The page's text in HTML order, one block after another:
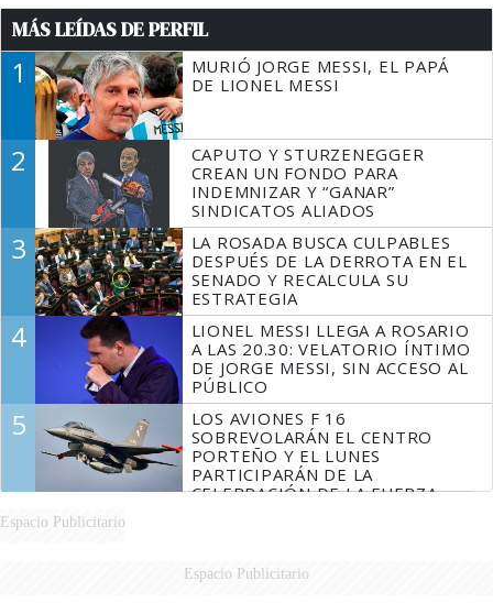
MÁS LEÍDAS DE PERFIL
1
MURIÓ JORGE MESSI, EL PAPÁ
DE LIONEL MESSI
2
CAPUTO Y STURZENEGGER
CREAN UN FONDO PARA
INDEMNIZAR Y “GANAR”
SINDICATOS ALIADOS
3
LA ROSADA BUSCA CULPABLES
DESPUÉS DE LA DERROTA EN EL
SENADO Y RECALCULA SU
ESTRATEGIA
4
LIONEL MESSI LLEGA A ROSARIO
A LAS 20.30: VELATORIO ÍNTIMO
DE JORGE MESSI, SIN ACCESO AL
PÚBLICO
5
LOS AVIONES F 16
SOBREVOLARÁN EL CENTRO
PORTEÑO Y EL LUNES
PARTICIPARÁN DE LA
CELEBRACIÓN DE LA FUERZA
Espacio Publicitario
Espacio Publicitario